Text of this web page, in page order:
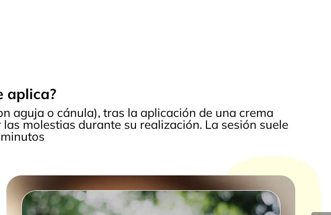
aplica?
aguja o cánula), tras la aplicación de una crema
molestias durante su realización. La sesión suele